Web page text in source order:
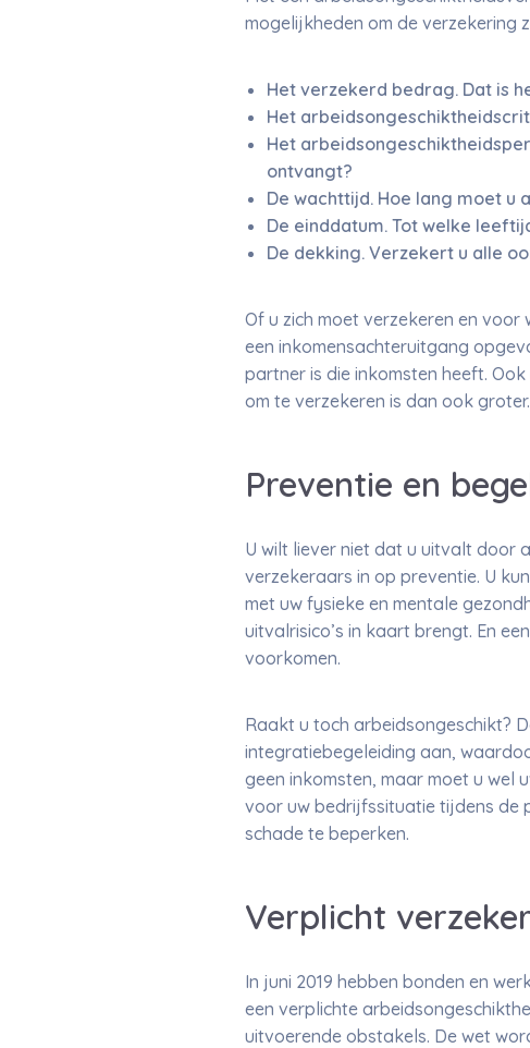
mogelijkheden om de verzekering
Het verzekerd bedrag. Dat is
Het
Het
ontvangt?
De wachttijd. Hoe lang moet u
De einddatum. Tot welke
De dekking. Verzekert u alle
Of u zich moet verzekeren en
een inkomensachteruitgang
partner is die inkomsten heeft.
om te verzekeren is dan ook groter.
Preventie en
U wilt liever niet dat u uitvalt door
verzekeraars in op preventie. U
met uw fysieke en mentale
uitvalrisico’s in kaart brengt. En
voorkomen.
Raakt u toch arbeidsongeschikt?
integratiebegeleiding aan,
geen inkomsten, maar moet u
voor uw bedrijfssituatie tijdens de
schade te beperken.
Verplicht
In juni 2019 hebben bonden en
een verplichte
uitvoerende obstakels. De wet